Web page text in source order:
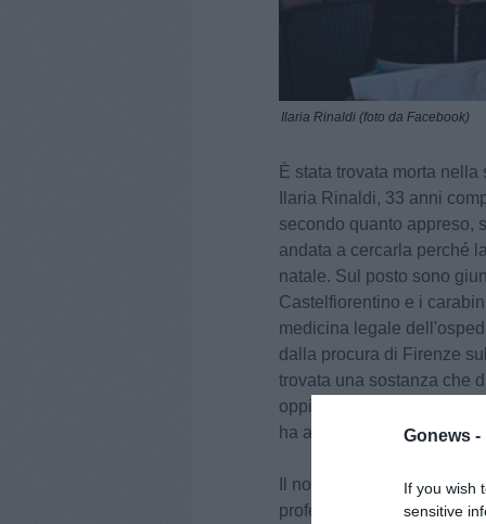
Gonews -
If you wish
sensitive
Ilaria Rinaldi (foto da Facebook)
È stata trovata morta
Ilaria Rinaldi, 33 anni
secondo quanto appreso,
andata a cercarla perché
natale. Sul posto sono
Castelfiorentino e i
medicina legale
dalla procura di Firenze
trovata una sostanza che
oppiaceo. Solo la
ha avuto una parte nella
Il nome di Ilaria Rinaldi è
professionisti,